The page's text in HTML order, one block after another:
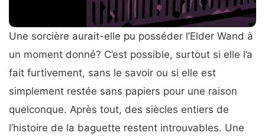
Une sorcière aurait-elle pu posséder l’Elder Wand à
un moment donné? C’est possible, surtout si elle l’a
fait furtivement, sans le savoir ou si elle est
simplement restée sans papiers pour une raison
quelconque. Après tout, des siècles entiers de
l’histoire de la baguette restent introuvables. Une